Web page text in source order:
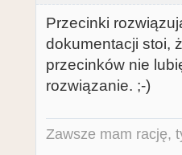
Przecinki
dokumentacji stoi,
przecinków nie
rozwiązanie. ;-)
Zawsze mam rację,